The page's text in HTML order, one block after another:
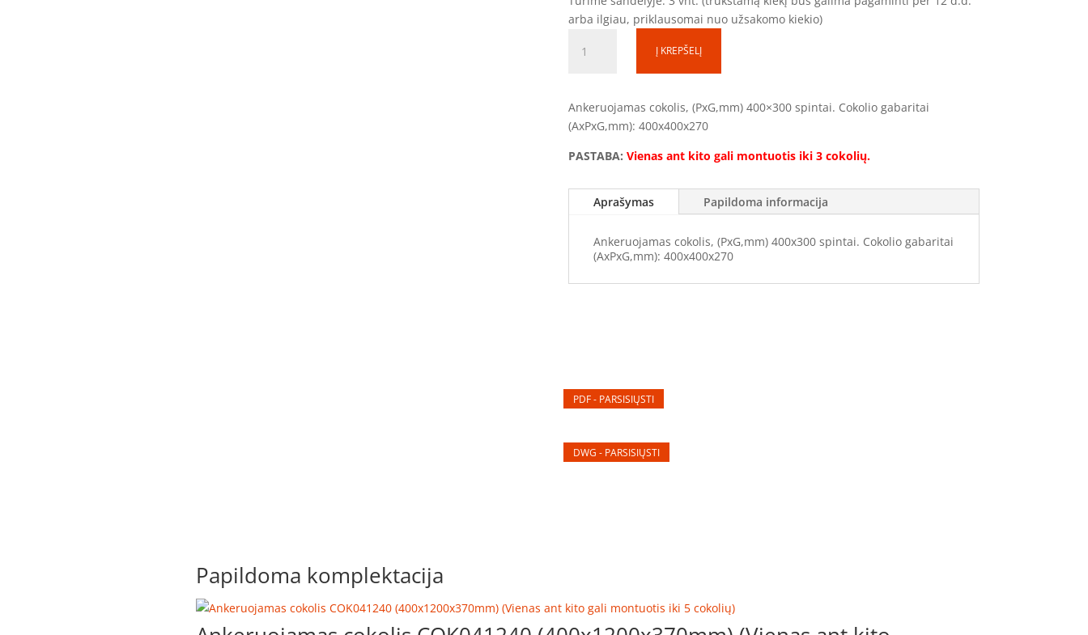
arba ilgiau, priklausomai nuo užsakomo kiekio)
kiekis:
Ankeruojamas
COK040430
(400x400x270mm)
(Vienas
kito
Į KREPŠELĮ
Ankeruojamas cokolis, (PxG,mm) 400×300 spintai. Cokolio gabaritai
(AxPxG,mm): 400x400x270
PASTABA: Vienas ant kito gali montuotis iki 3 cokolių.
Aprašymas Papildoma informacija
Ankeruojamas cokolis, (PxG,mm) 400x300 spintai. Cokolio gabaritai
(AxPxG,mm): 400x400x270
PDF - PARSISIŲSTI
DWG - PARSISIŲSTI
Papildoma komplektacija